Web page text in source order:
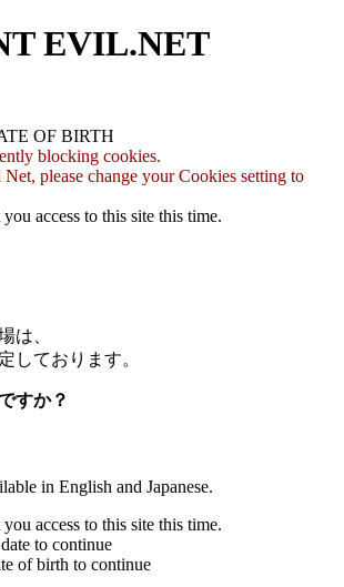
EVIL.NET
OF BIRTH
blocking cookies.
please change your Cookies setting to
access to this site this time.
は、
しております。
すか？
in English and Japanese.
access to this site this time.
to continue
of birth to continue